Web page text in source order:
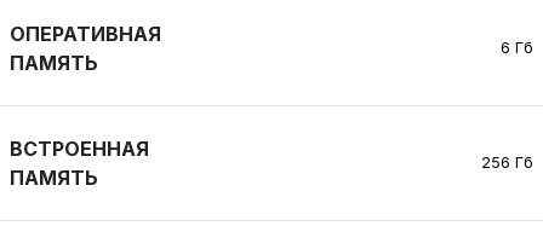
ОПЕРАТИВНАЯ
ПАМЯТЬ
6 Гб
ВСТРОЕННАЯ
ПАМЯТЬ
256 Гб